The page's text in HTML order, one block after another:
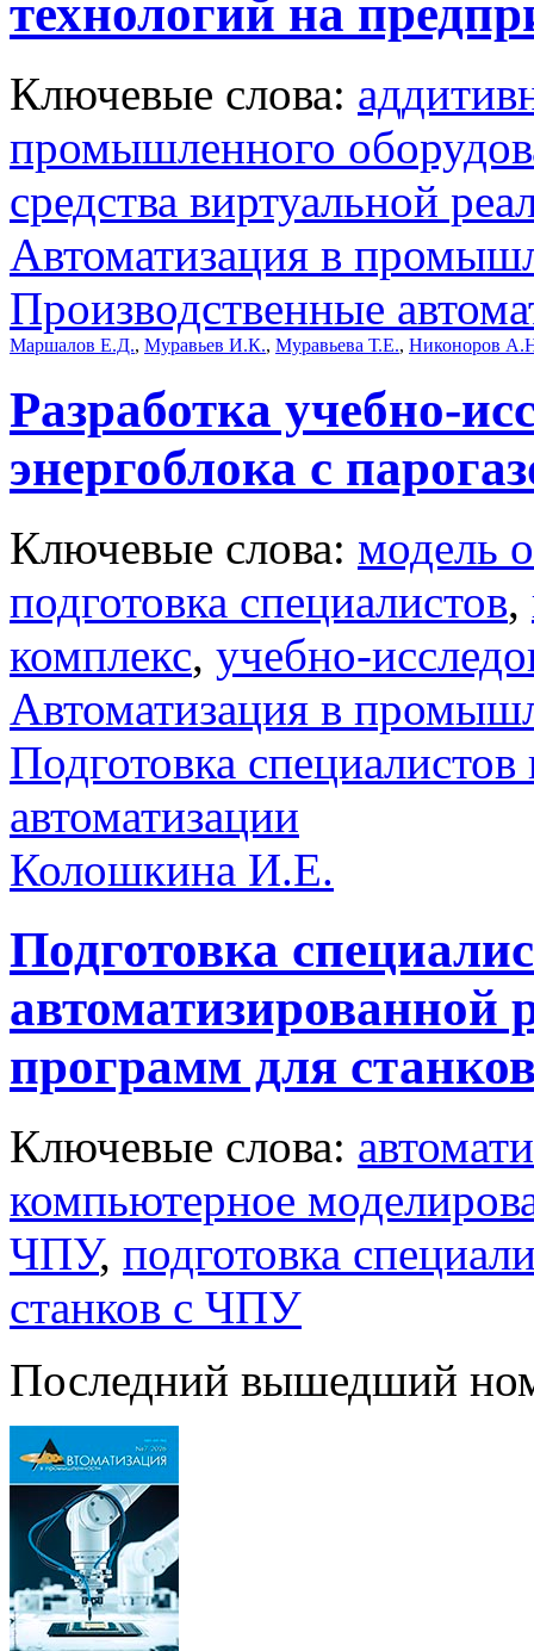
технологий на
Ключевые слова:
промышленного
средства виртуальной
Автоматизация в
Производственные
Маршалов Е.Д., Муравьев И.К., Муравьева Т.Е., Никоноров
Разработка учебно-
энергоблока с
Ключевые слова: модель
подготовка специалистов,
комплекс, учебно-
Автоматизация в
Подготовка
автоматизации
Колошкина И.Е.
Подготовка
автоматизированной
программ для
Ключевые слова:
компьютерное
ЧПУ, подготовка
станков с ЧПУ
Последний вышедший